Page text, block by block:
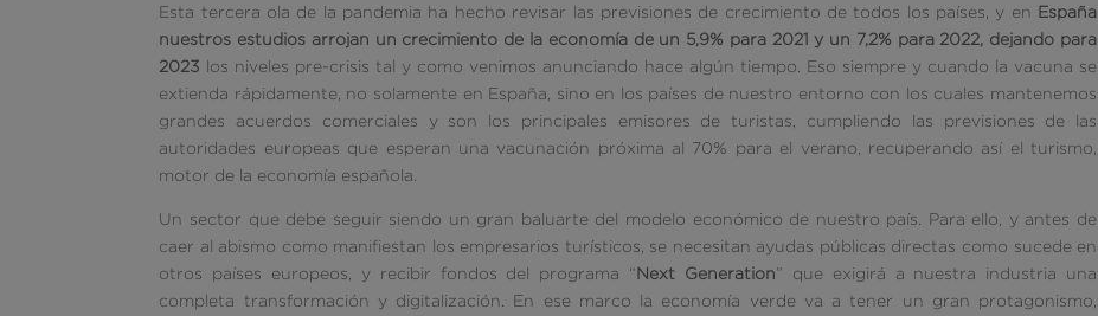
Esta tercera ola de la pandemia ha hecho revisar las previsiones de crecimiento de todos los países, y en España
nuestros estudios arrojan un crecimiento de la economía de un 5,9% para 2021 y un 7,2% para 2022, dejando para
2023 los niveles pre-crisis tal y como venimos anunciando hace algún tiempo. Eso siempre y cuando la vacuna se
extienda rápidamente, no solamente en España, sino en los países de nuestro entorno con los cuales mantenemos
grandes acuerdos comerciales y son los principales emisores de turistas, cumpliendo las previsiones de las
autoridades europeas que esperan una vacunación próxima al 70% para el verano, recuperando así el turismo,
motor de la economía española.
Un sector que debe seguir siendo un gran baluarte del modelo económico de nuestro país. Para ello, y antes de
caer al abismo como manifiestan los empresarios turísticos, se necesitan ayudas públicas directas como sucede en
otros países europeos, y recibir fondos del programa “Next Generation” que exigirá a nuestra industria una
completa transformación y digitalización. En ese marco la economía verde va a tener un gran protagonismo,